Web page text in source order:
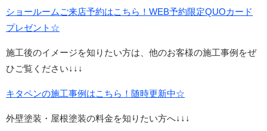
ショールームご来店予約はこちら！WEB予約限定QUOカード
プレゼント☆
施工後のイメージを知りたい方は、他のお客様の施工事例をぜ
ひご覧ください↓↓↓
キタペンの施工事例はこちら！随時更新中☆
外壁塗装・屋根塗装の料金を知りたい方へ↓↓↓